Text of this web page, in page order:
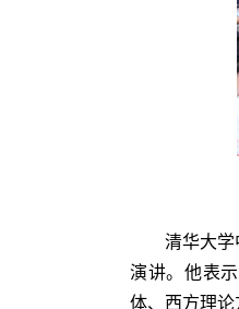
清华大学
演讲。他表
体、西方理论